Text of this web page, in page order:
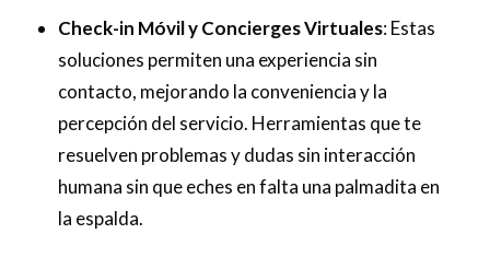
Check-in Móvil y Concierges Virtuales: Estas
soluciones permiten una experiencia sin
contacto, mejorando la conveniencia y la
percepción del servicio. Herramientas que te
resuelven problemas y dudas sin interacción
humana sin que eches en falta una palmadita en
la espalda.